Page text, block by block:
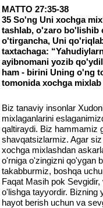
MATTO 27:35-38
35 So'ng Uni xochga
tashlab, o'zaro bo'lishib
o'tirgancha, Uni
taxtachaga:
ayibnomani yozib
ham - birini Uning o'ng
tomonida xochga
Biz tanaviy insonlar
mixlaganlarini
qaltiraydi. Biz hammamiz
shavqatsizlarmiz. Agar
xochga mixlashdan
o'rniga o'zingizni qo'ygan
takabburmiz, boshqa
Faqat Masih pok
o'lishga tayyordir. Bizning
hayot berish uchun va